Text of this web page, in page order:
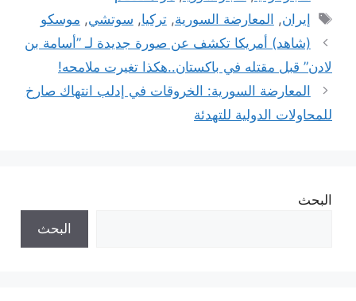
الوسوم
إيران, المعارضة السورية,تركيا, سوتشي, موسكو
(شاهد) أمريكا تكشف عن صورة جديدة لـ ”أسامة بن
لادن” قبل مقتله في باكستان..هكذا تغيرت ملامحه!
المعارضة السورية: الخروقات في إدلب انتهاك صارخ
للمحاولات الدولية للتهدئة
البحث
البحث